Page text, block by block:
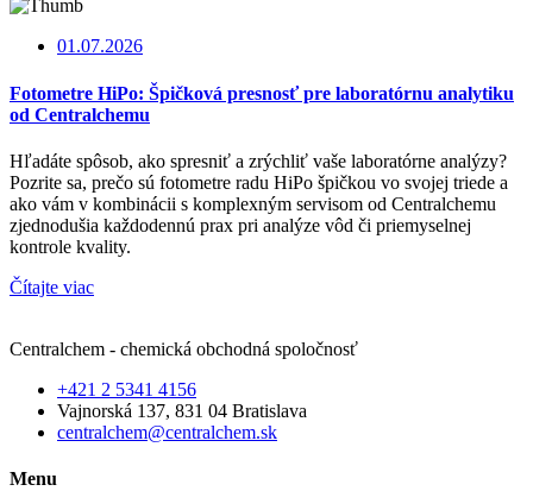
01.07.2026
Fotometre HiPo: Špičková presnosť pre laboratórnu analytiku
od Centralchemu
Hľadáte spôsob, ako spresniť a zrýchliť vaše laboratórne analýzy?
Pozrite sa, prečo sú fotometre radu HiPo špičkou vo svojej triede a
ako vám v kombinácii s komplexným servisom od Centralchemu
zjednodušia každodennú prax pri analýze vôd či priemyselnej
kontrole kvality.
Čítajte viac
Centralchem - chemická obchodná spoločnosť
+421 2 5341 4156
Vajnorská 137, 831 04 Bratislava
centralchem@centralchem.sk
Menu